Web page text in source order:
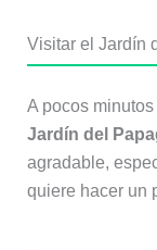
Visitar el Jardín
A pocos
Jardín del
agradable,
quiere hacer un